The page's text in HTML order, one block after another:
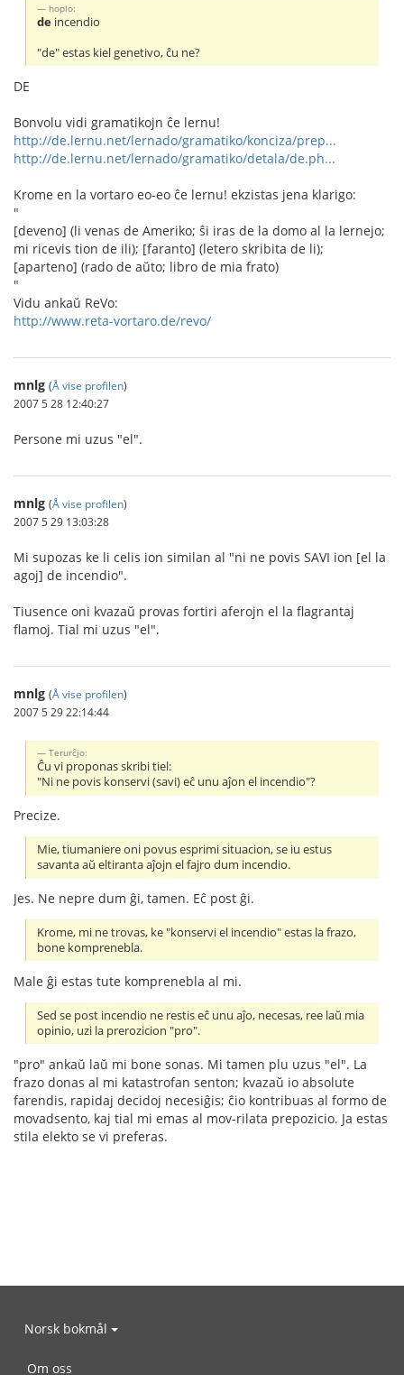
hoplo:
de incendio
"de" estas kiel genetivo, ĉu ne?
DE
Bonvolu vidi gramatikojn ĉe lernu!
http://de.lernu.net/lernado/gramatiko/konciza/prep...
http://de.lernu.net/lernado/gramatiko/detala/de.ph...
Krome en la vortaro eo-eo ĉe lernu! ekzistas jena klarigo:
"
[deveno] (li venas de Ameriko; ŝi iras de la domo al la lernejo;
mi ricevis tion de ili); [faranto] (letero skribita de li);
[aparteno] (rado de aŭto; libro de mia frato)
"
Vidu ankaŭ ReVo:
http://www.reta-vortaro.de/revo/
mnlg (Å vise profilen)
2007 5 28 12:40:27
Persone mi uzus "el".
mnlg (Å vise profilen)
2007 5 29 13:03:28
Mi supozas ke li celis ion similan al "ni ne povis SAVI ion [el la
agoj] de incendio".
Tiusence oni kvazaŭ provas fortiri aferojn el la flagrantaj
flamoj. Tial mi uzus "el".
mnlg (Å vise profilen)
2007 5 29 22:14:44
Terurĉjo:
Ĉu vi proponas skribi tiel:
"Ni ne povis konservi (savi) eĉ unu aĵon el incendio"?
Precize.
Mie, tiumaniere oni povus esprimi situacion, se iu estus
savanta aŭ eltiranta aĵojn el fajro dum incendio.
Jes. Ne nepre dum ĝi, tamen. Eĉ post ĝi.
Krome, mi ne trovas, ke "konservi el incendio" estas la frazo,
bone komprenebla.
Male ĝi estas tute komprenebla al mi.
Sed se post incendio ne restis eĉ unu aĵo, necesas, ree laŭ mia
opinio, uzi la prerozicion "pro".
"pro" ankaŭ laŭ mi bone sonas. Mi tamen plu uzus "el". La
frazo donas al mi katastrofan senton; kvazaŭ io absolute
farendis, rapidaj decidoj necesiĝis; ĉio kontribuas al formo de
movadsento, kaj tial mi emas al mov-rilata prepozicio. Ja estas
stila elekto se vi preferas.
Norsk bokmål
Om oss